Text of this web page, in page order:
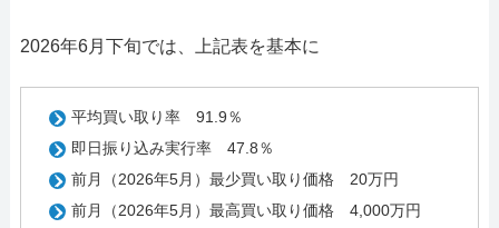
2026年6月下旬では、上記表を基本に
平均買い取り率 91.9％
即日振り込み実行率 47.8％
前月（2026年5月）最少買い取り価格 20万円
前月（2026年5月）最高買い取り価格 4,000万円